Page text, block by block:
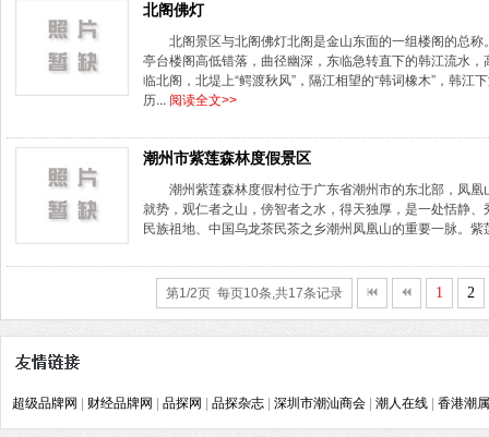
北阁佛灯
北阁景区与北阁佛灯北阁是金山东面的一组楼阁的总
亭台楼阁高低错落，曲径幽深，东临急转直下的韩江流水
临北阁，北堤上“鳄渡秋风”，隔江相望的“韩词橡木”，韩江
历... 阅读全文>>
潮州市紫莲森林度假景区
潮州紫莲森林度假村位于广东省潮州市的东北部，凤
就势，观仁者之山，傍智者之水，得天独厚，是一处恬
民族祖地、中国乌龙茶民茶之乡潮州凤凰山的重要一脉。
第1/2页 每页10条,共17条记录 1 2
超级品牌网 财经品牌网 品探网 品探杂志 深圳市潮汕商会 潮人在线 香港潮